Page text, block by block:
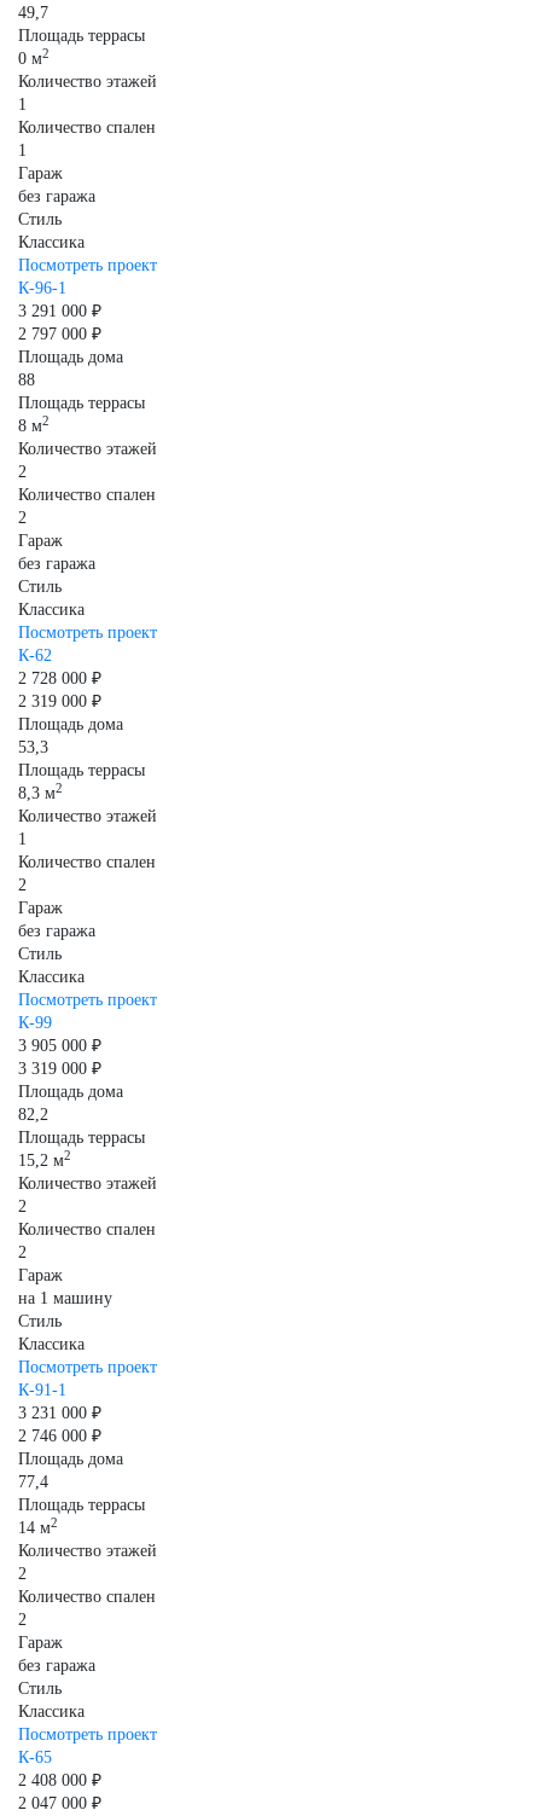
49,7
Площадь террасы
0 м2
Количество этажей
1
Количество спален
1
Гараж
без гаража
Стиль
Классика
Посмотреть проект
К-96-1
3 291 000 ₽
2 797 000 ₽
Площадь дома
88
Площадь террасы
8 м2
Количество этажей
2
Количество спален
2
Гараж
без гаража
Стиль
Классика
Посмотреть проект
К-62
2 728 000 ₽
2 319 000 ₽
Площадь дома
53,3
Площадь террасы
8,3 м2
Количество этажей
1
Количество спален
2
Гараж
без гаража
Стиль
Классика
Посмотреть проект
К-99
3 905 000 ₽
3 319 000 ₽
Площадь дома
82,2
Площадь террасы
15,2 м2
Количество этажей
2
Количество спален
2
Гараж
на 1 машину
Стиль
Классика
Посмотреть проект
К-91-1
3 231 000 ₽
2 746 000 ₽
Площадь дома
77,4
Площадь террасы
14 м2
Количество этажей
2
Количество спален
2
Гараж
без гаража
Стиль
Классика
Посмотреть проект
К-65
2 408 000 ₽
2 047 000 ₽